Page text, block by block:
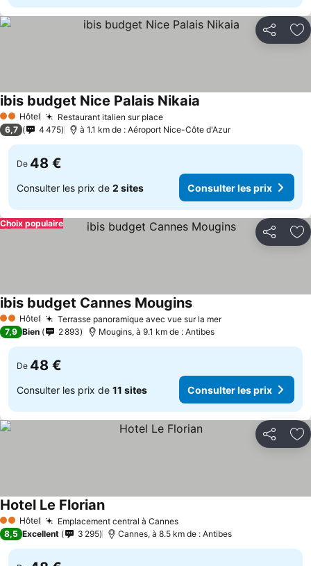
Partager
2 Étoiles
Hôtel Restaurant italien sur placeConsulter les prix
ibis budget Nice Palais Nikaia
6,7 4 475 à 1.1 km de : Aéroport Nice-Côte d'Azur
De 48 €
Consulter les prix de 2 sites Consulter les prix
Partager
Choix populaire
2 Étoiles
Hôtel Terrasse panoramique avec vue sur la merConsulter les
ibis budget Cannes MouginsConsulter les prix
7,9 Bien 2 893 Mougins, à 9.1 km de : Antibes
De 48 €
Consulter les prix de 11 sites Consulter les prix
Partager
2 Étoiles
Hôtel Emplacement central à CannesConsulter les prix
Hotel Le FlorianConsulter les prix
8,5 Excellent 3 295 Cannes, à 8.5 km de : Antibes